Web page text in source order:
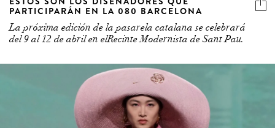
La próxima edición de la pasarela catalana se celebrará
del 9 al 12 de abril en elRecinte Modernista de Sant Pau.